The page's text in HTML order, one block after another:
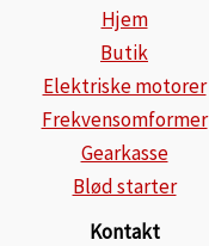
Hjem
Butik
Elektriske motorer
Frekvensomformer
Gearkasse
Blød starter
Kontakt